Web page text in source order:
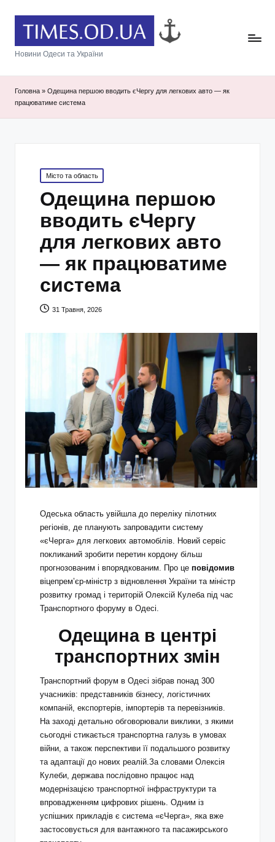
Новини Одеси та України
Головна » Одещина першою вводить єЧергу для легкових авто — як
працюватиме система
Posted
in
Місто та область
Одещина першою
вводить єЧергу
для легкових авто
— як працюватиме
система
31 Травня, 2026
Одеська область увійшла до переліку пілотних
регіонів, де планують запровадити систему
«єЧерга» для легкових автомобілів. Новий сервіс
покликаний зробити перетин кордону більш
прогнозованим і впорядкованим. Про це повідомив
віцепрем’єр-міністр з відновлення України та міністр
розвитку громад і територій Олексій Кулеба під час
Транспортного форуму в Одесі.
Одещина в центрі
транспортних змін
Транспортний форум в Одесі зібрав понад 300
учасників: представників бізнесу, логістичних
компаній, експортерів, імпортерів та перевізників.
На заході детально обговорювали виклики, з якими
сьогодні стикається транспортна галузь в умовах
війни, а також перспективи її подальшого розвитку
та адаптації до нових реалій.За словами Олексія
Кулеби, держава послідовно працює над
модернізацією транспортної інфраструктури та
впровадженням цифрових рішень. Одним із
успішних прикладів є система «єЧерга», яка вже
застосовується для вантажного та пасажирського